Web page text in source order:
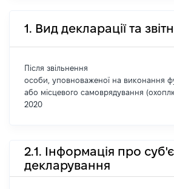
1. Вид декларації та
Після звільнення
особи, уповноваженої на виконання
або місцевого самоврядування
2020
2.1. Інформація про
декларування